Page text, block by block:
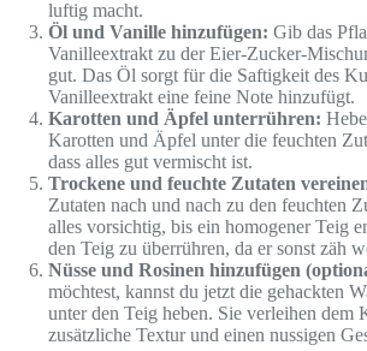
luftig macht.
Öl und Vanille hinzufügen: Gib das
Vanilleextrakt zu der Eier-Zucker-
gut. Das Öl sorgt für die Saftigkeit des
Vanilleextrakt eine feine Note hinzufügt.
Karotten und Äpfel unterrühren:
Karotten und Äpfel unter die feuchten
dass alles gut vermischt ist.
Trockene und feuchte Zutaten
Zutaten nach und nach zu den feuchten
alles vorsichtig, bis ein homogener Teig
den Teig zu überrühren, da er sonst zäh
Nüsse und Rosinen hinzufügen
möchtest, kannst du jetzt die gehackten
unter den Teig heben. Sie verleihen dem
zusätzliche Textur und einen nussigen